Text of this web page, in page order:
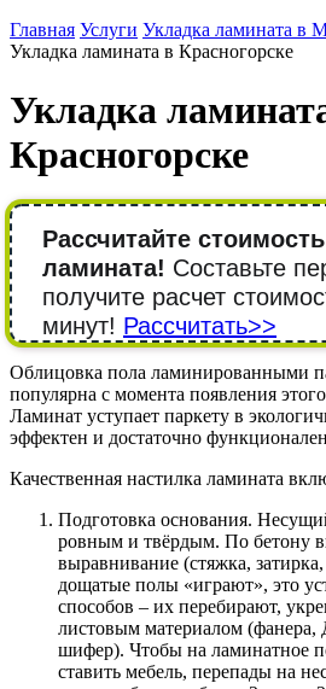
Главная Услуги Укладка ламината в
Укладка ламината в Красногорске
Укладка
Красногорске
Рассчитайте
ламината! Составьте
получите расчет
минут! Рассчитать>>
Облицовка пола ламинированными
популярна с момента появления
Ламинат уступает паркету в
эффектен и достаточно
Качественная настилка ламината
Подготовка основания.
ровным и твёрдым. По бетону
выравнивание (стяжка,
дощатые полы «играют», это
способов – их перебирают,
листовым материалом
шифер). Чтобы на ламинатное
ставить мебель, перепады на